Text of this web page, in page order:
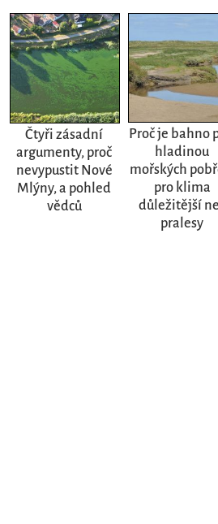
Čtyři zásadní
argumenty, proč
nevypustit Nové
Mlýny, a pohled
vědců
Proč je bahno
hladinou
mořských
pro klima
důležitější
pralesy